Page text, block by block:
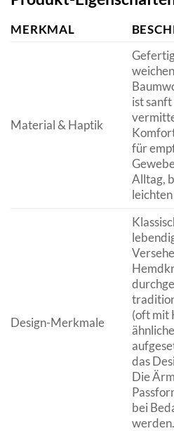
MERKMAL
Material & Haptik
ist
für
Alltag,
Design-Merkmale
(oft mit
das
Die
bei
werden.